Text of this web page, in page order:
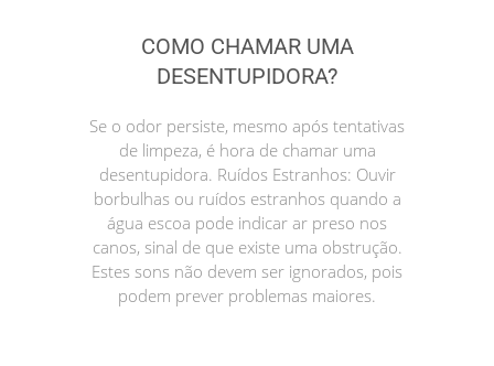
COMO CHAMAR UMA
DESENTUPIDORA?
Se o odor persiste, mesmo após tentativas
de limpeza, é hora de chamar uma
desentupidora. Ruídos Estranhos: Ouvir
borbulhas ou ruídos estranhos quando a
água escoa pode indicar ar preso nos
canos, sinal de que existe uma obstrução.
Estes sons não devem ser ignorados, pois
podem prever problemas maiores.